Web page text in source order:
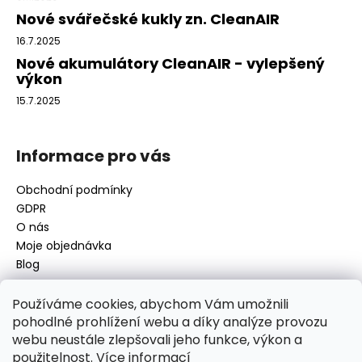
Používáme cookies, abychom Vám umožnili
pohodlné prohlížení webu a díky analýze provozu
webu neustále zlepšovali jeho funkce, výkon a
použitelnost. Více informací
k
v
Nové svářečské kukly zn. CleanAIR
16.7.2025
Nové akumulátory CleanAIR - vylepšený
výkon
15.7.2025
Informace pro vás
Obchodní podmínky
GDPR
O nás
Moje objednávka
Blog
Kontakt